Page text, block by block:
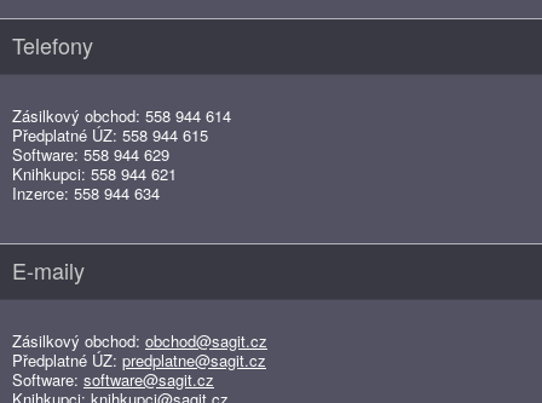
Telefony
Zásilkový obchod: 558 944 614
Předplatné ÚZ: 558 944 615
Software: 558 944 629
Knihkupci: 558 944 621
Inzerce: 558 944 634
E-maily
Zásilkový obchod: obchod@sagit.cz
Předplatné ÚZ: predplatne@sagit.cz
Software: software@sagit.cz